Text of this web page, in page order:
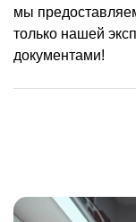
мы
только нашей
документами!